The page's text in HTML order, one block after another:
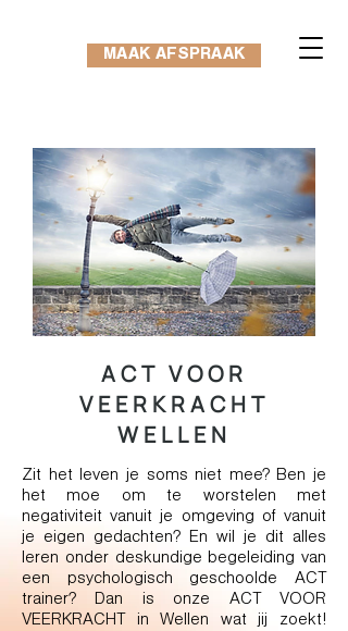
MAAK AFSPRAAK
ACT VOOR
VEERKRACHT
WELLEN
Zit het leven je soms niet mee? Ben je
het moe om te worstelen met
negativiteit vanuit je omgeving of vanuit
je eigen gedachten? En wil je dit alles
leren onder deskundige begeleiding van
een psychologisch geschoolde ACT
trainer? Dan is onze ACT VOOR
VEERKRACHT in Wellen wat jij zoekt!